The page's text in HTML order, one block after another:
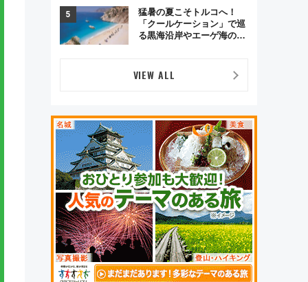
変わる？ 全テナント情報も
公開！
猛暑の夏こそトルコへ！
「クールケーション」で巡
る黒海沿岸やエーゲ海の避
オも認める『2026年に訪れ
るべき世界の旅先』
VIEW ALL